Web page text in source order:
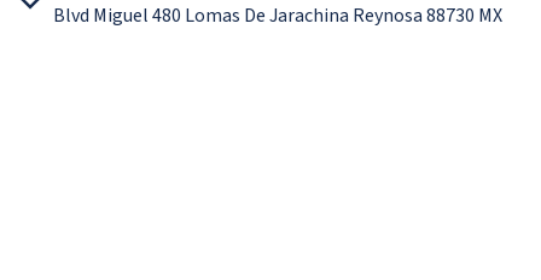
Blvd Miguel 480 Lomas De Jarachina Reynosa 88730 MX